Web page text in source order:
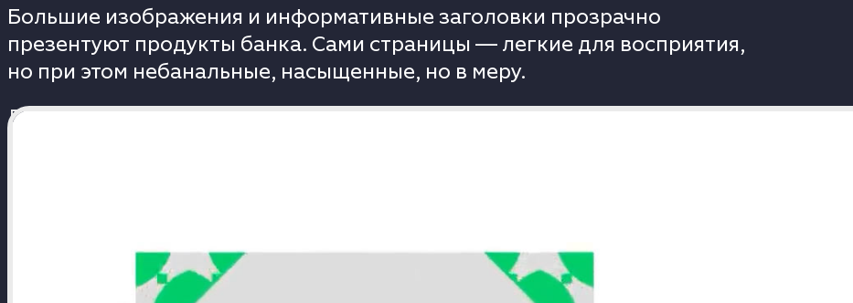
Большие изображения и информативные заголовки прозрачно
презентуют продукты банка. Сами страницы — легкие для восприятия,
но при этом небанальные, насыщенные, но в меру.